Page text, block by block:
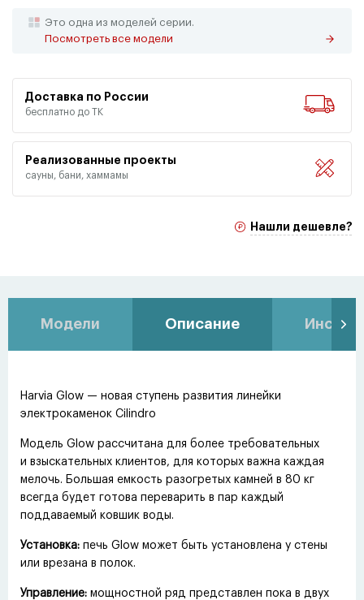
Это одна из моделей серии.
Посмотреть все модели
Доставка по России
бесплатно до ТК
Реализованные проекты
сауны, бани, хаммамы
Нашли дешевле?
Модели Описание
Harvia Glow — новая ступень развития линейки
электрокаменок Cilindro
Модель Glow рассчитана для более требовательных
и взыскательных клиентов, для которых важна каждая
мелочь. Большая емкость разогретых камней в 80 кг
всегда будет готова переварить в пар каждый
поддаваемый ковшик воды.
Установка: печь Glow может быть установлена у стены
или врезана в полок.
Управление: мощностной ряд представлен пока в двух